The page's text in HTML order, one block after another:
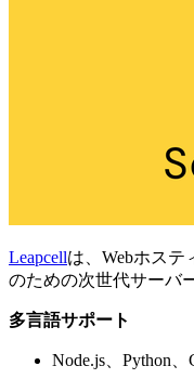
Leapcellは、Webホステ
のための次世代サーバ
多言語サポート
Node.js、Python